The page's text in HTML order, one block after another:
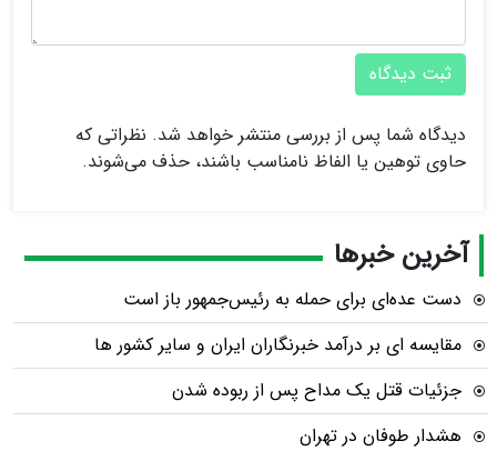
ثبت دیدگاه
دیدگاه شما پس از بررسی منتشر خواهد شد. نظراتی که
حاوی توهین یا الفاظ نامناسب باشند، حذف می‌شوند.
آخرین خبرها
دست عده‌ای برای حمله به رئیس‌جمهور باز است
مقایسه ای بر درآمد خبرنگاران ایران و سایر کشور ها
جزئیات قتل یک مداح پس از ربوده شدن
هشدار طوفان در تهران